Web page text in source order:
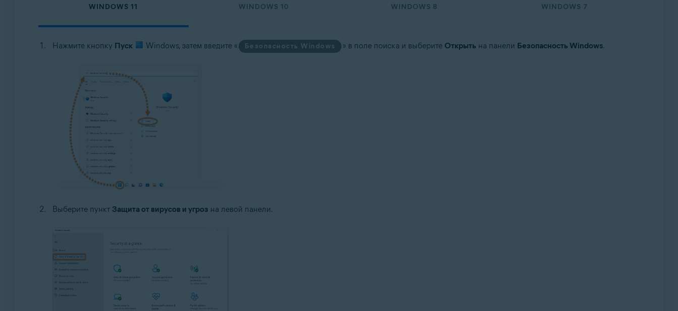
WINDOWS 11 WINDOWS 10 WINDOWS 8 WINDOWS 7
Нажмите кнопку Пуск Windows, затем введите « Безопасность Windows » в поле поиска и выберите Открыть на панели Безопасность Windows.
Выберите пункт Защита от вирусов и угроз на левой панели.